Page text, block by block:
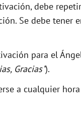
debe
Se debe tener
para el
Gracias").
a cualquier